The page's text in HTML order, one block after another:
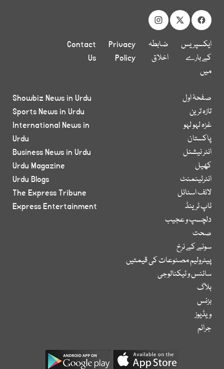
ایکسپریس
کے بارے
میں
ضابطہ
اخلاق
Privacy
Policy
Contact
Us
صفحۂ اول
تازہ ترین
غزہ لہو لہو
پاکستان
انٹر نیشنل
کھیل
انٹرٹینمنٹ
لائف اسٹائل
ٹاپ ٹرینڈ
دلچسپ و عجیب
صحت
سونے کے نرخ
پیٹرولیم مصنوعات کی قیمتیں
سائنس و ٹیکنالوجی
بلاگ
بزنس
ویڈیوز
جرائم
Showbiz News in Urdu
Sports News in Urdu
International News in
Urdu
Business News in Urdu
Urdu Magazine
Urdu Blogs
The Express Tribune
Express Entertainment